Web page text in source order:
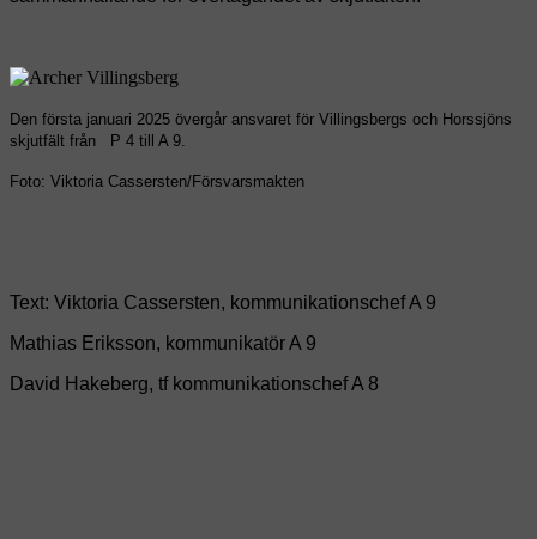
Den första januari 2025 övergår ansvaret för Villingsbergs och Horssjöns
skjutfält från P 4 till A 9.
Foto: Viktoria Cassersten/Försvarsmakten
Text: Viktoria Cassersten, kommunikationschef A 9
Mathias Eriksson, kommunikatör A 9
David Hakeberg, tf kommunikationschef A 8